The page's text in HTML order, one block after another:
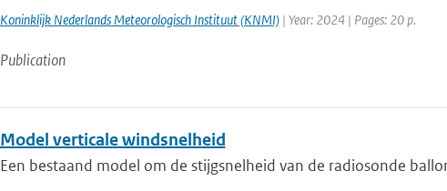
Koninklijk Nederlands Meteorologisch Instituut (KNMI)| Year: 2024 | Pages: 20 p.
Publication
Model verticale windsnelheid
Een bestaand model om de stijgsnelheid van de radiosonde